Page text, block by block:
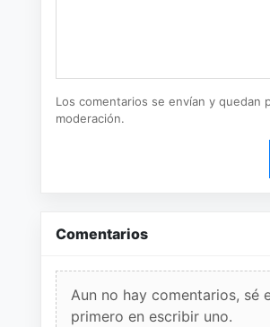
Los comentarios se envían y quedan
moderación.
Comentarios
Aun no hay comentarios, sé
primero en escribir uno.